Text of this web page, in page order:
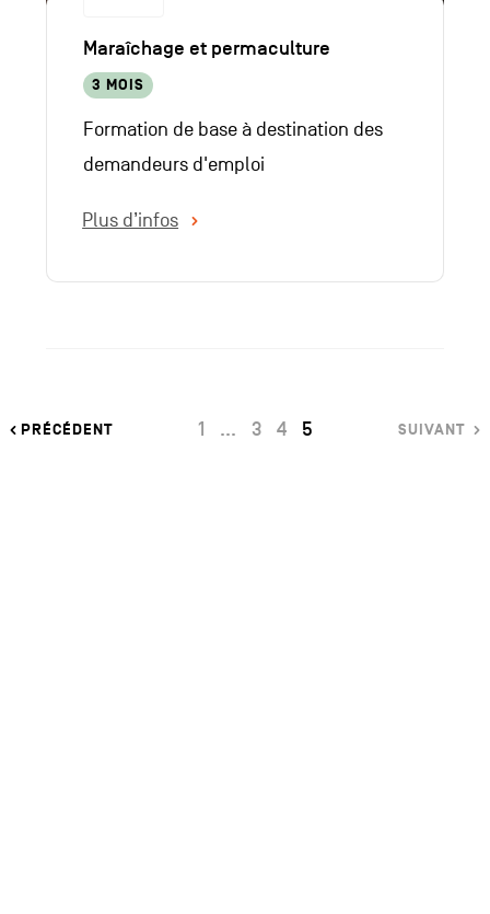
Maraîchage et permaculture
3 MOIS
Formation de base à destination des
demandeurs d'emploi
Plus d’infos
PRÉCÉDENT PAGE
1 … PAGE
3 PAGE
4 PAGE
5-
SUIVANT